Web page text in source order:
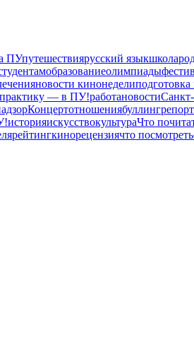
ПУпутешествиярусский языкшкола
образованиеолимпиады
новости кинонеделиподготовка
— в ПУ!работановости
Концертотношениябуллинг
историяискусствокультураЧто
рейтингкинорецензиячто посмотреть